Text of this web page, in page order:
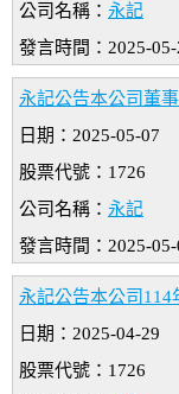
公司名稱： 永記
發言時間：2025-
永記公告本公司董
日期：2025-05-07
股票代號：1726
公司名稱： 永記
發言時間：2025-
永記公告本公司114
日期：2025-04-29
股票代號：1726